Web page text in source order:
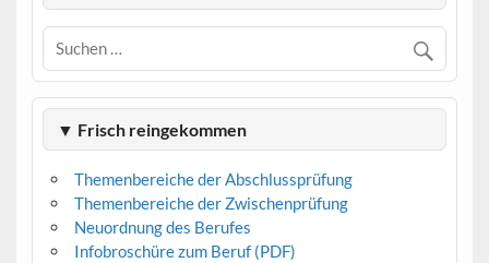
▼ Frisch reingekommen
Themenbereiche der Abschlussprüfung
Themenbereiche der Zwischenprüfung
Neuordnung des Berufes
Infobroschüre zum Beruf (PDF)